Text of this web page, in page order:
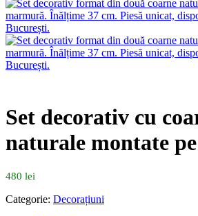
Set decorativ cu
naturale montate
480 lei
Categorie: Decorațiuni